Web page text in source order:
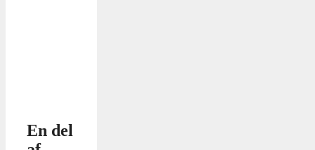
En del